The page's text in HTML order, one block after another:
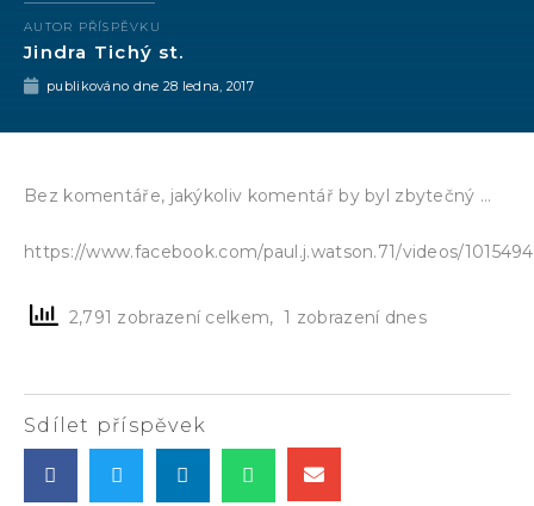
AUTOR PŘÍSPĚVKU
Jindra Tichý st.
publikováno dne 28 ledna, 2017
Bez komentáře, jakýkoliv komentář by byl zbytečný …
https://www.facebook.com/paul.j.watson.71/videos/
2,791 zobrazení celkem, 1 zobrazení dnes
Sdílet příspěvek